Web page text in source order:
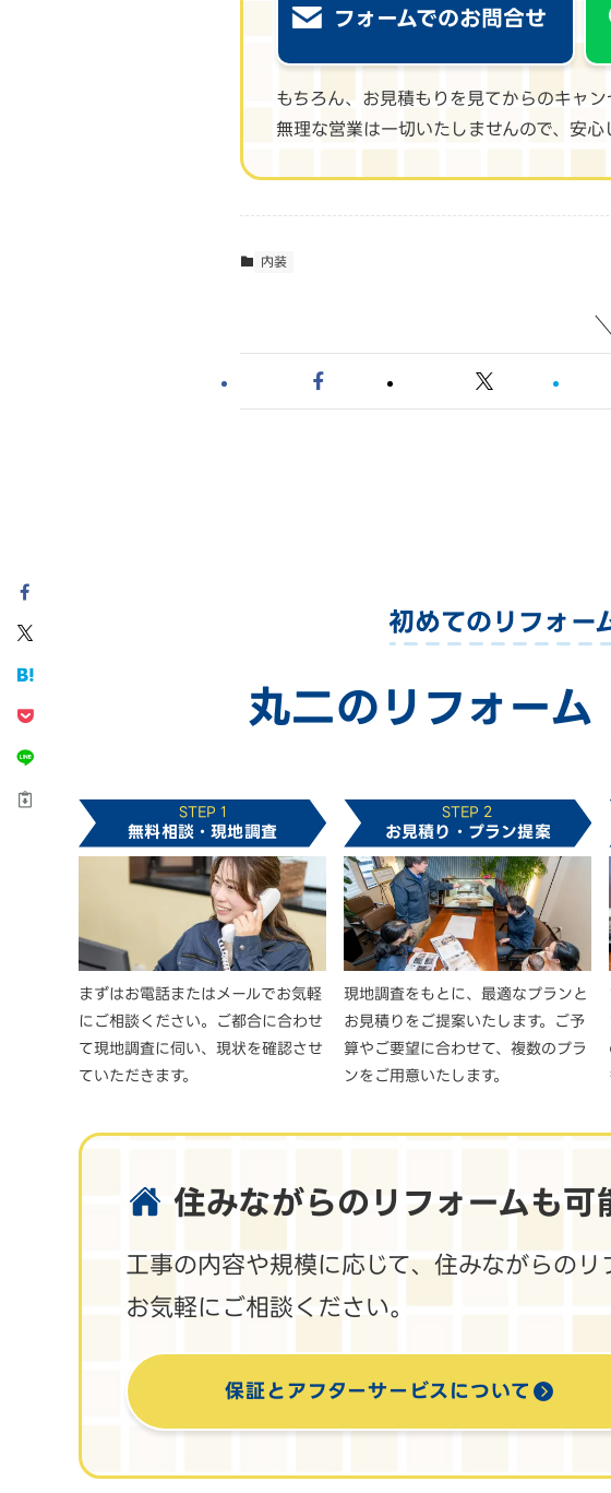
フォームでのお問合せ
もちろん、お見積もりを見てからのキャン
無理な営業は一切いたしませんので、安心
内装
初めてのリフォー
丸二のリフォーム
STEP 1
無料相談・現地調査
まずはお電話またはメールでお気軽
にご相談ください。ご都合に合わせ
て現地調査に伺い、現状を確認させ
ていただきます。
STEP 2
お見積り・プラン提案
現地調査をもとに、最適なプランと
お見積りをご提案いたします。ご予
算やご要望に合わせて、複数のプラ
ンをご用意いたします。
住みながらのリフォームも可
工事の内容や規模に応じて、住みながらのリ
お気軽にご相談ください。
保証とアフターサービス について